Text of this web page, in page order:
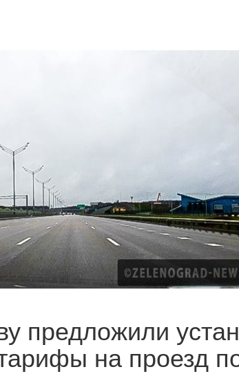
предложили
на проезд